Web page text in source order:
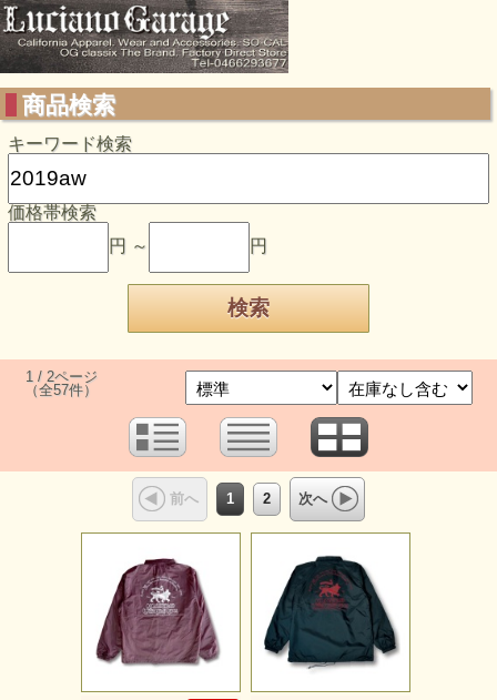
商品検索
キーワード検索
価格帯検索
円 ～
円
1 / 2ページ
（全57件）
前へ 1 2 次へ